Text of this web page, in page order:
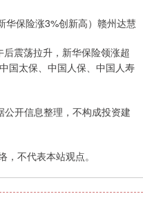
华保险涨3%创新高）赣州达慧
震荡拉升，新华保险领涨超
国太保、中国人保、中国人寿
开信息整理，不构成投资建
不代表本站观点。